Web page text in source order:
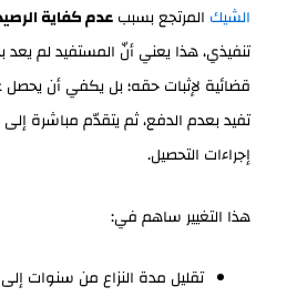
الشيك المرتجع بسببعدم كفاية
تنفيذي، هذا يعني أنّ المستفيد لم
قضائية لإثبات حقه؛ بل يكفي أن يحصل
تفيد بعدم الدفع، ثم يتقدّم مباشرة إلى
إجراءات التحصيل.
هذا التغيير ساهم في:
تقليل مدة النزاع من سنوات